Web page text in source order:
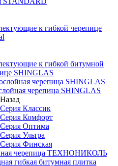
к гибкой черепице
к гибкой битумной
SHINGLAS
черепица SHINGLAS
черепица SHINGLAS
Назад
Серия Классик
Серия Комфорт
Серия Оптима
Серия Ультра
Серия Финская
черепица ТЕХНОНИКОЛЬ
гибкая битумная плитка